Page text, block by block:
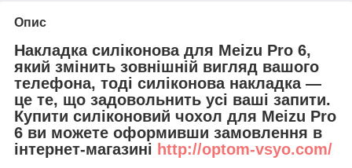
Опис
Накладка силіконова для Meizu Pro 6,
який змінить зовнішній вигляд вашого
телефона, тоді силіконова накладка —
це те, що задовольнить усі ваші запити.
Купити силіконовий чохол для Meizu Pro
6 ви можете оформивши замовлення в
інтернет-магазині http://optom-vsyo.com/